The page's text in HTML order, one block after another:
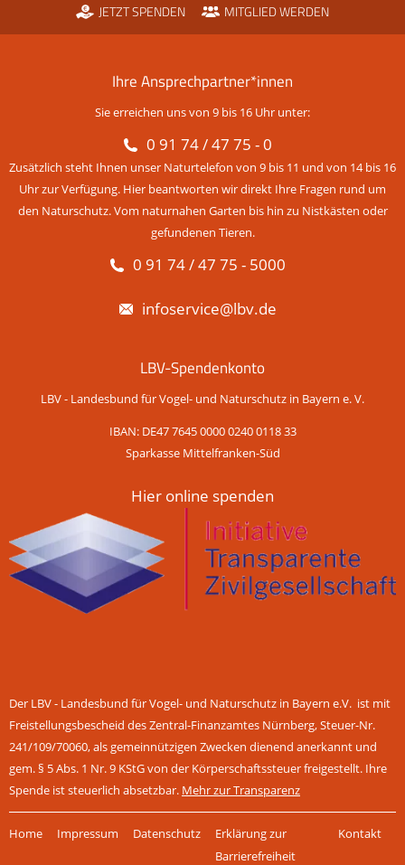
JETZT SPENDEN MITGLIED WERDEN
Ihre Ansprechpartner*innen
Sie erreichen uns von 9 bis 16 Uhr unter:
0 91 74 / 47 75 - 0
Zusätzlich steht Ihnen unser Naturtelefon von 9 bis 11 und von 14 bis 16
Uhr zur Verfügung. Hier beantworten wir direkt Ihre Fragen rund um
den Naturschutz. Vom naturnahen Garten bis hin zu Nistkästen oder
gefundenen Tieren.
0 91 74 / 47 75 - 5000
infoservice@lbv.de
LBV-Spendenkonto
LBV - Landesbund für Vogel- und Naturschutz in Bayern e. V.
IBAN: DE47 7645 0000 0240 0118 33
Sparkasse Mittelfranken-Süd
Hier online spenden
Der LBV - Landesbund für Vogel- und Naturschutz in Bayern e.V. ist mit
Freistellungsbescheid des Zentral-Finanzamtes Nürnberg, Steuer-Nr.
241/109/70060, als gemeinnützigen Zwecken dienend anerkannt und
gem. § 5 Abs. 1 Nr. 9 KStG von der Körperschaftssteuer freigestellt. Ihre
Spende ist steuerlich absetzbar. Mehr zur Transparenz
überspringen
Home Impressum Datenschutz
Erklärung zur
Barrierefreiheit
Kontakt